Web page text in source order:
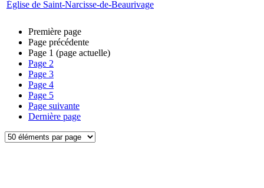
Église de Saint-Narcisse-de-Beaurivage
Première page
Page précédente
Page 1 (page actuelle)
Page 2
Page 3
Page 4
Page 5
Page suivante
Dernière page